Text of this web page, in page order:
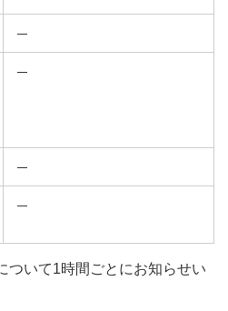
ついて1時間ごとにお知らせい